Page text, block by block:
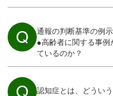
通報の判断基準の例
●高齢者に関する事例
ているのか？
認知症とは、どうい